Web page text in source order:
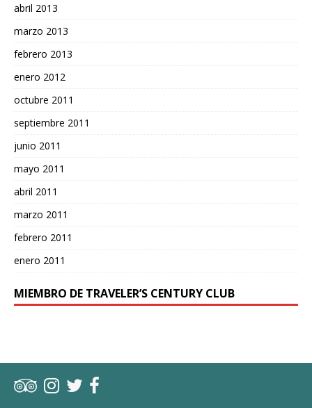
abril 2013
marzo 2013
febrero 2013
enero 2012
octubre 2011
septiembre 2011
junio 2011
mayo 2011
abril 2011
marzo 2011
febrero 2011
enero 2011
MIEMBRO DE TRAVELER’S CENTURY CLUB